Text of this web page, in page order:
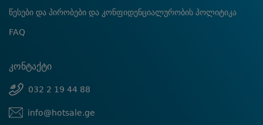
წესები და პირობები და კონფიდენციალურობის პოლიტიკა
FAQ
კონტაქტი
032 2 19 44 88
info@hotsale.ge